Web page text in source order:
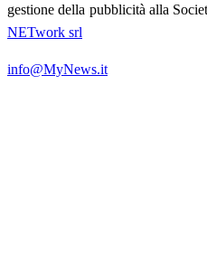
gestione della pubblicità alla
NETwork srl
info@MyNews.it